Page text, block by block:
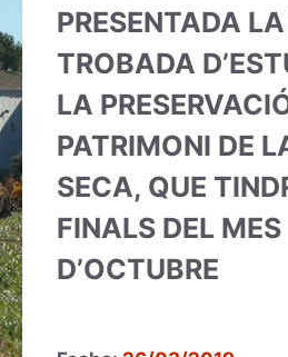
PRESENTADA
TROBADA
LA
PATRIMONI DE
SECA, QUE
FINALS DEL MES
D’OCTUBRE